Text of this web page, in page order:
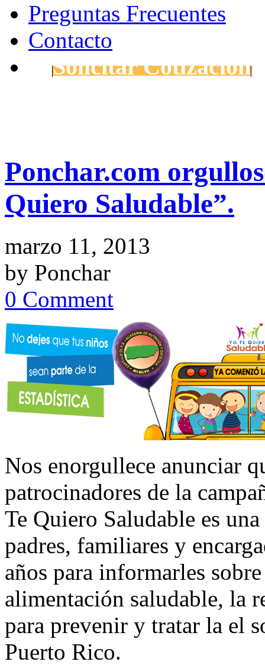
Preguntas Frecuentes
Contacto
Solicitar Cotización
Ponchar.com
Quiero Saludable”.
marzo 11, 2013
by Ponchar
0 Comment
Nos enorgullece anunciar
patrocinadores de la
Te Quiero Saludable es
padres, familiares y
años para informarles
alimentación saludable, la
para prevenir y tratar la el
Puerto Rico.